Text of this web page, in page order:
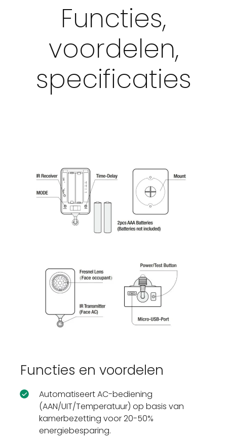
Functies,
voordelen,
specificaties
Functies en voordelen
Automatiseert AC-bediening
(AAN/UIT/Temperatuur) op basis van
kamerbezetting voor 20-50%
energiebesparing.